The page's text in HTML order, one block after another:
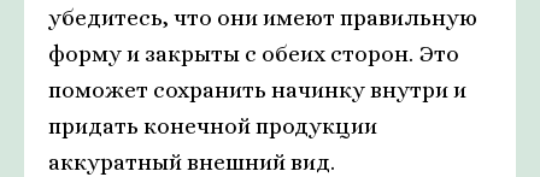
убедитесь, что они имеют правильную
форму и закрыты с обеих сторон. Это
поможет сохранить начинку внутри и
придать конечной продукции
аккуратный внешний вид.